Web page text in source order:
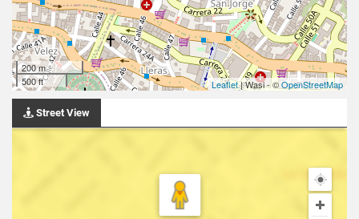
200 m
500 ft
Leaflet| Wasi - ©OpenStreetMap
Street View